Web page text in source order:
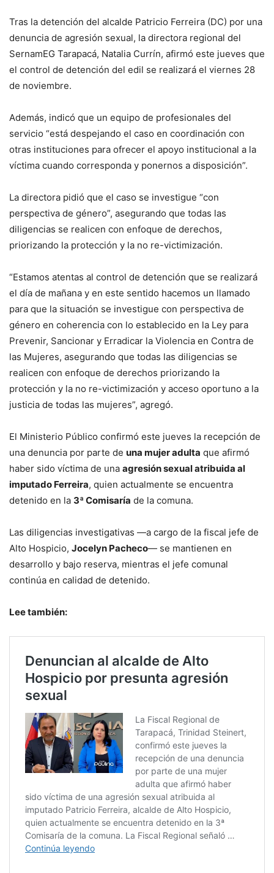
Tras la detención del alcalde Patricio Ferreira (DC) por una
denuncia de agresión sexual, la directora regional del
SernamEG Tarapacá, Natalia Currín, afirmó este jueves que
el control de detención del edil se realizará el viernes 28
de noviembre.
Además, indicó que un equipo de profesionales del
servicio “está despejando el caso en coordinación con
otras instituciones para ofrecer el apoyo institucional a la
víctima cuando corresponda y ponernos a disposición”.
La directora pidió que el caso se investigue “con
perspectiva de género”, asegurando que todas las
diligencias se realicen con enfoque de derechos,
priorizando la protección y la no re-victimización.
“Estamos atentas al control de detención que se realizará
el día de mañana y en este sentido hacemos un llamado
para que la situación se investigue con perspectiva de
género en coherencia con lo establecido en la Ley para
Prevenir, Sancionar y Erradicar la Violencia en Contra de
las Mujeres, asegurando que todas las diligencias se
realicen con enfoque de derechos priorizando la
protección y la no re-victimización y acceso oportuno a la
justicia de todas las mujeres”, agregó.
El Ministerio Público confirmó este jueves la recepción de
una denuncia por parte de una mujer adulta que afirmó
haber sido víctima de una agresión sexual atribuida al
imputado Ferreira, quien actualmente se encuentra
detenido en la 3ª Comisaría de la comuna.
Las diligencias investigativas —a cargo de la fiscal jefe de
Alto Hospicio, Jocelyn Pacheco— se mantienen en
desarrollo y bajo reserva, mientras el jefe comunal
continúa en calidad de detenido.
Lee también: